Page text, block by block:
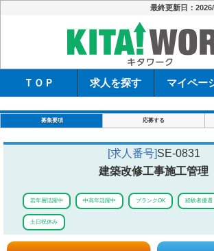
最終更新日：
ＴＯＰ 求人を探す マイペー
募集要項 応募する
[求人番号]SE-0831
建築改修工事施工管理
若年層活躍中 中高年活躍中 ブランクOK 経験者優遇
土日祝休み